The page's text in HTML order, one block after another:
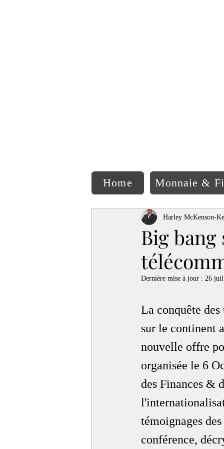
Home Monnaie &
Big
Harley McKenson-
Dernière mise à jour : 26
La conquête
sur le continent
nouvelle offre
organisée le 6
des Finances &
témoignages
conférence,